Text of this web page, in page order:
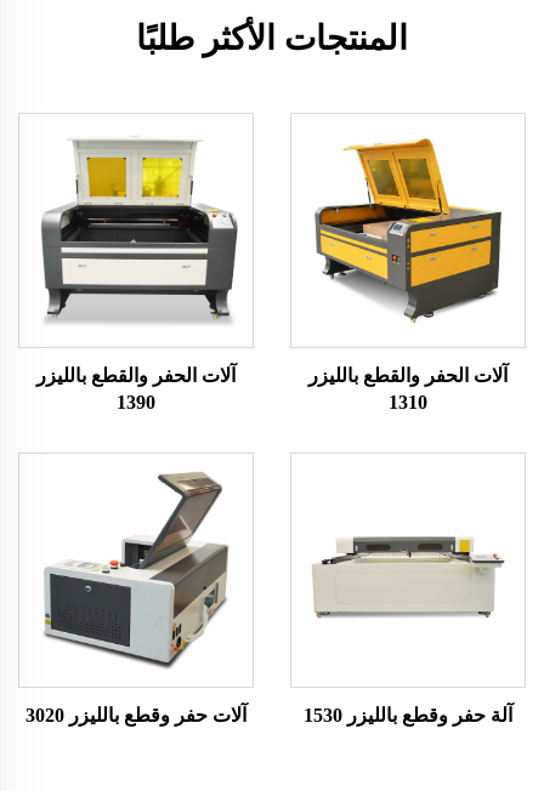
المنتجات الأكثر طلبًا
آلات الحفر والقطع بالليزر
1310
آلات الحفر والقطع بالليزر
1390
آلة حفر وقطع بالليزر 1530 آلات حفر وقطع بالليزر 3020